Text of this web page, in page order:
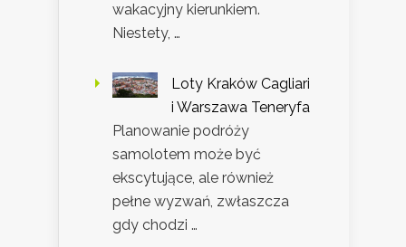
wakacyjny kierunkiem.
Niestety, …
Loty Kraków Cagliari
i Warszawa Teneryfa
Planowanie podróży
samolotem może być
ekscytujące, ale również
pełne wyzwań, zwłaszcza
gdy chodzi …